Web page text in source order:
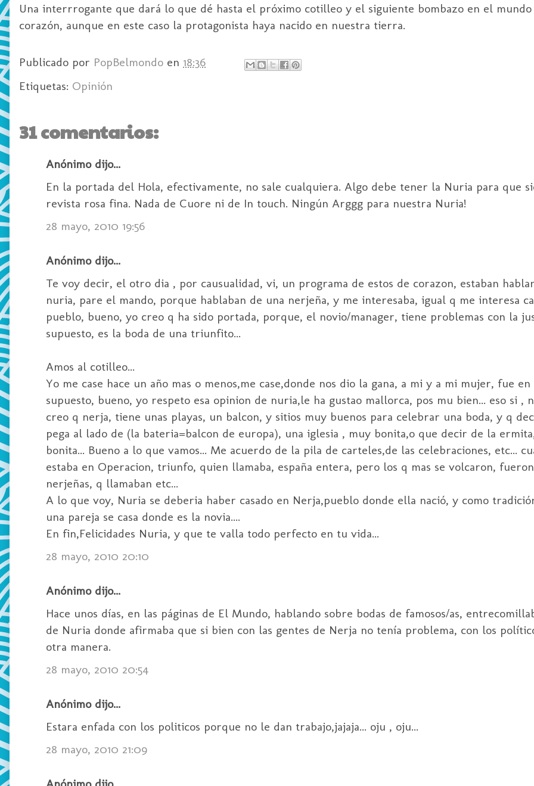
Una interrrogante que dará lo que dé hasta el próximo cotilleo y el siguiente bombazo en el
corazón, aunque en este caso la protagonista haya nacido en nuestra tierra.
Publicado por PopBelmondo en 18:36
Etiquetas: Opinión
31 comentarios:
Anónimo dijo...
En la portada del Hola, efectivamente, no sale cualquiera. Algo debe tener la Nuria para que
revista rosa fina. Nada de Cuore ni de In touch. Ningún Arggg para nuestra Nuria!
28 mayo, 2010 19:56
Anónimo dijo...
Te voy decir, el otro dia , por causualidad, vi, un programa de estos de corazon, estaban
nuria, pare el mando, porque hablaban de una nerjeña, y me interesaba, igual q me interesa
pueblo, bueno, yo creo q ha sido portada, porque, el novio/manager, tiene problemas con la
supuesto, es la boda de una triunfito...
Amos al cotilleo...
Yo me case hace un año mas o menos,me case,donde nos dio la gana, a mi y a mi mujer, fue
supuesto, bueno, yo respeto esa opinion de nuria,le ha gustao mallorca, pos mu bien... eso si ,
creo q nerja, tiene unas playas, un balcon, y sitios muy buenos para celebrar una boda, y q
pega al lado de (la bateria=balcon de europa), una iglesia , muy bonita,o que decir de la
bonita... Bueno a lo que vamos... Me acuerdo de la pila de carteles,de las celebraciones, etc...
estaba en Operacion, triunfo, quien llamaba, españa entera, pero los q mas se volcaron,
nerjeñas, q llamaban etc...
A lo que voy, Nuria se deberia haber casado en Nerja,pueblo donde ella nació, y como
una pareja se casa donde es la novia....
En fin,Felicidades Nuria, y que te valla todo perfecto en tu vida...
28 mayo, 2010 20:10
Anónimo dijo...
Hace unos días, en las páginas de El Mundo, hablando sobre bodas de famosos/as,
de Nuria donde afirmaba que si bien con las gentes de Nerja no tenía problema, con los
otra manera.
28 mayo, 2010 20:54
Anónimo dijo...
Estara enfada con los politicos porque no le dan trabajo,jajaja... oju , oju...
28 mayo, 2010 21:09